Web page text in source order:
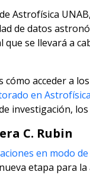
Astrofísica
de datos
se llevará a
acceder a
en
investigación,
C. Rubin
en modo
etapa para